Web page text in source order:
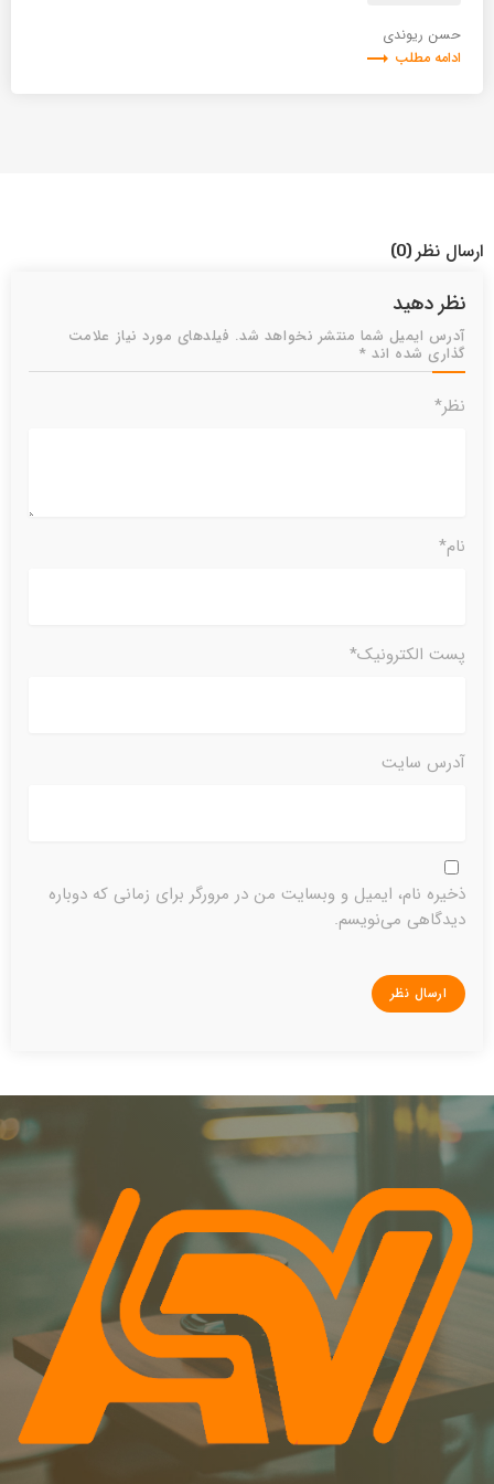
حسن ریوندی
ادامه مطلب trending_flat
ارسال نظر (0)
نظر دهید
آدرس ایمیل شما منتشر نخواهد شد. فیلدهای مورد نیاز علامت
گذاری شده اند *
نظر*
نام*
پست الکترونیک*
آدرس سایت
ذخیره نام، ایمیل و وبسایت من در مرورگر برای زمانی که دوباره
دیدگاهی می‌نویسم.